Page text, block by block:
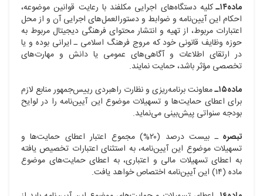
ماده۱۴ـ
کلیه دستگاه‌های اجرایی مکلفند با رعایت قوانین موضوعه،
احکام این آیین‌نامه و ضوابط و دستورالعمل‌های اجرایی آن و از محل
اعتبارات مربوط، از تهیه و انتشار محتوای فرهنگی دیجیتال مربوط به
حوزه وظایف قانونی خود که مروج فرهنگ اسلامی ـ ایرانی بوده و یا
در ارتقای اطلاعات و آگاهی‌های عمومی یا دانش و مهارت‌های
تخصصی مؤثر باشد، حمایت نمایند.
ماده۱۵ـ
معاونت برنامه‌ریزی و نظارت راهبردی رییس‌جمهور منابع لازم
برای اعطای حمایت‌ها و تسهیلات موضوع این آیین‌نامه را در لوایح
بودجه سنواتی پیش‌بینی می‌نماید.
تبصره
ـ بیست درصد (۲۰%) مجموع اعتبار اعطای حمایت‌ها و
تسهیلات موضوع این آیین‌نامه، به استثنای اعتبارات تخصیص یافته
به اعطای تسهیلات مالی و اعتباری، به اعطای حمایت‌های موضوع
ماده (۱۴) این آیین‌نامه اختصاص خواهد یافت.